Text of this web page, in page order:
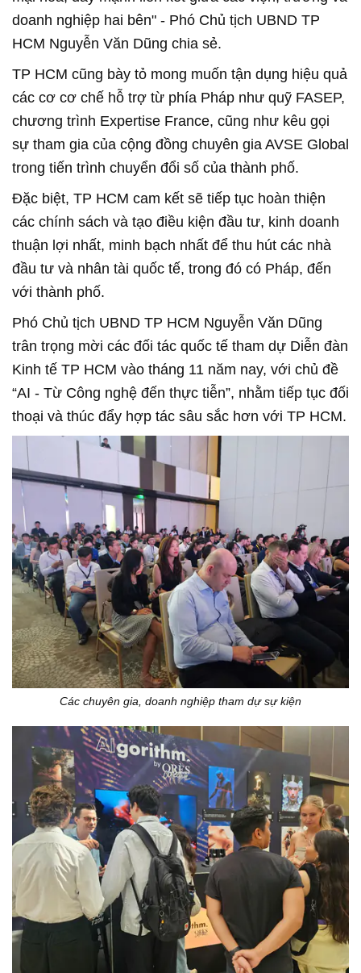
doanh nghiệp hai bên" - Phó Chủ tịch UBND TP
HCM Nguyễn Văn Dũng chia sẻ.
TP HCM cũng bày tỏ mong muốn tận dụng hiệu quả
các cơ cơ chế hỗ trợ từ phía Pháp như quỹ FASEP,
chương trình Expertise France, cũng như kêu gọi
sự tham gia của cộng đồng chuyên gia AVSE Global
trong tiến trình chuyển đổi số của thành phố.
Đặc biệt, TP HCM cam kết sẽ tiếp tục hoàn thiện
các chính sách và tạo điều kiện đầu tư, kinh doanh
thuận lợi nhất, minh bạch nhất để thu hút các nhà
đầu tư và nhân tài quốc tế, trong đó có Pháp, đến
với thành phố.
Phó Chủ tịch UBND TP HCM Nguyễn Văn Dũng
trân trọng mời các đối tác quốc tế tham dự Diễn đàn
Kinh tế TP HCM vào tháng 11 năm nay, với chủ đề
“AI - Từ Công nghệ đến thực tiễn”, nhằm tiếp tục đối
thoại và thúc đẩy hợp tác sâu sắc hơn với TP HCM.
Các chuyên gia, doanh nghiệp tham dự sự kiện